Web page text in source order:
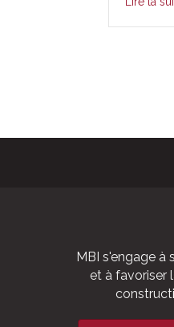
MBI s'engage à
et à favoriser